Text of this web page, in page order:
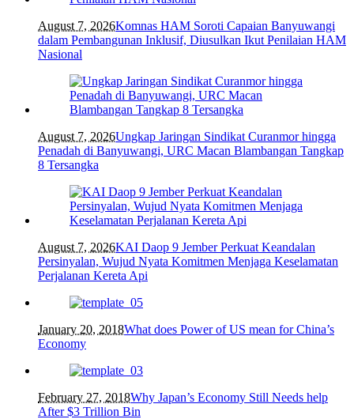
August 7, 2026Komnas HAM Soroti Capaian Banyuwangi
dalam Pembangunan Inklusif, Diusulkan Ikut Penilaian HAM
Nasional
August 7, 2026Ungkap Jaringan Sindikat Curanmor hingga
Penadah di Banyuwangi, URC Macan Blambangan Tangkap
8 Tersangka
August 7, 2026KAI Daop 9 Jember Perkuat Keandalan
Persinyalan, Wujud Nyata Komitmen Menjaga Keselamatan
Perjalanan Kereta Api
January 20, 2018What does Power of US mean for China’s
Economy
February 27, 2018Why Japan’s Economy Still Needs help
After $3 Trillion Bin